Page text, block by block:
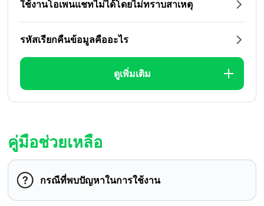
ใช้งานโอเพนแชทไม่ได้โดยไม่ทราบสาเหตุ
รหัสเรียกคืนข้อมูลคืออะไร
ดูเพิ่มเติม
คู่มือช่วยเหลือ
กรณีที่พบปัญหาในการใช้งาน